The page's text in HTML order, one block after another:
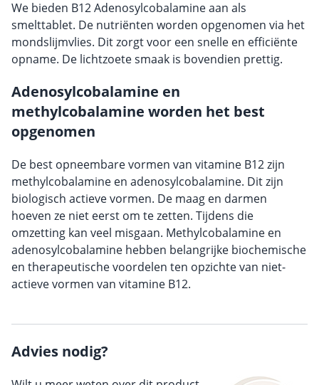
We bieden B12 Adenosylcobalamine aan als
smelttablet. De nutriënten worden opgenomen via het
mondslijmvlies. Dit zorgt voor een snelle en efficiënte
opname. De lichtzoete smaak is bovendien prettig.
Adenosylcobalamine en
methylcobalamine worden het best
opgenomen
De best opneembare vormen van vitamine B12 zijn
methylcobalamine en adenosylcobalamine. Dit zijn
biologisch actieve vormen. De maag en darmen
hoeven ze niet eerst om te zetten. Tijdens die
omzetting kan veel misgaan. Methylcobalamine en
adenosylcobalamine hebben belangrijke biochemische
en therapeutische voordelen ten opzichte van niet-
actieve vormen van vitamine B12.
Advies nodig?